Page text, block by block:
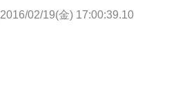
2016/02/19(金) 17:00:39.10